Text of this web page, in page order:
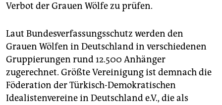
Verbot der Grauen Wölfe zu prüfen.
Laut Bundesverfassungsschutz werden den
Grauen Wölfen in Deutschland in verschiedenen
Gruppierungen rund 12.500 Anhänger
zugerechnet. Größte Vereinigung ist demnach die
Föderation der Türkisch-Demokratischen
Idealistenvereine in Deutschland e.V., die als